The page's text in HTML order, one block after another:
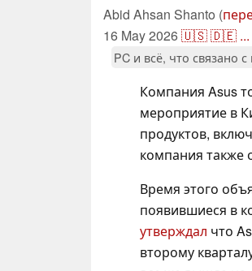
Abid Ahsan Shanto (
16 May 2026🇺🇸🇩🇪 ...
PC и всё, что связано
Компания Asus
мероприятие в
продуктов,
компания также
Время этого
появившиеся в
утверждал что
второму